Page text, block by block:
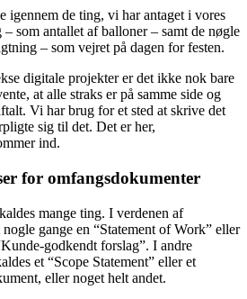
igennem de ting, vi har antaget i vores
som antallet af balloner – samt de nøgle
– som vejret på dagen for festen.
digitale projekter er det ikke nok bare
at alle straks er på samme side og
Vi har brug for et sted at skrive det
sig til det. Det er her,
ind.
for omfangsdokumenter
mange ting. I verdenen af
gange en “Statement of Work” eller
godkendt forslag”. I andre
et “Scope Statement” eller et
eller noget helt andet.